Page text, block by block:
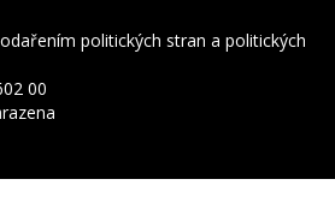
politických stran a politických
00